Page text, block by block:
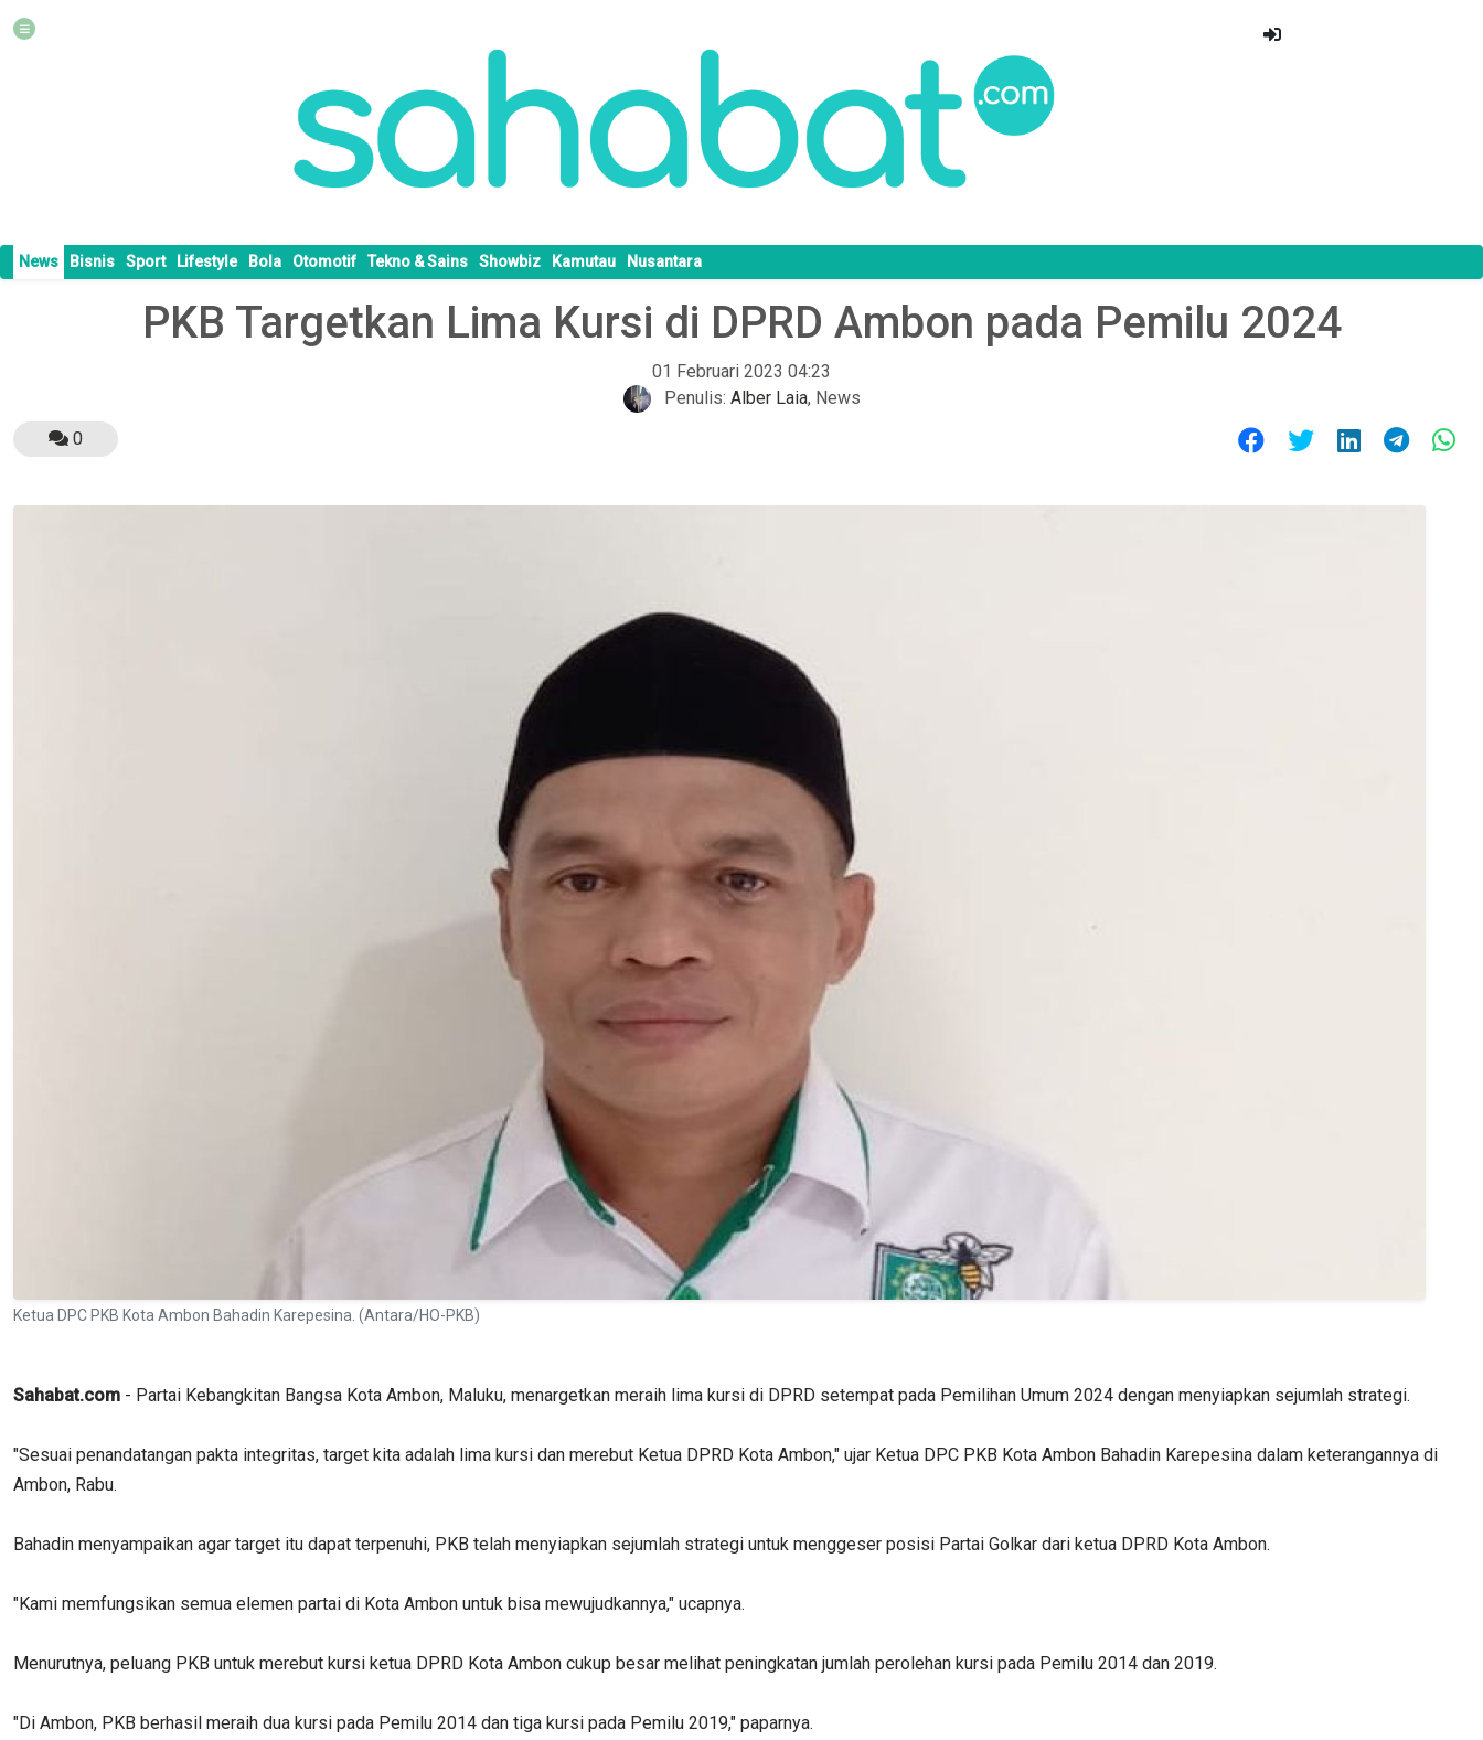
News Bisnis Sport Lifestyle Bola Otomotif Tekno & Sains Showbiz Kamutau Nusantara
PKB Targetkan Lima Kursi di DPRD Ambon pada Pemilu 2024
01 Februari 2023 04:23
Penulis: Alber Laia, News
0
Ketua DPC PKB Kota Ambon Bahadin Karepesina. (Antara/HO-PKB)
Sahabat.com - Partai Kebangkitan Bangsa Kota Ambon, Maluku, menargetkan meraih lima kursi di DPRD setempat pada Pemilihan Umum 2024 dengan menyiapkan sejumlah strategi.
"Sesuai penandatangan pakta integritas, target kita adalah lima kursi dan merebut Ketua DPRD Kota Ambon," ujar Ketua DPC PKB Kota Ambon Bahadin Karepesina dalam keterangannya di
Ambon, Rabu.
Bahadin menyampaikan agar target itu dapat terpenuhi, PKB telah menyiapkan sejumlah strategi untuk menggeser posisi Partai Golkar dari ketua DPRD Kota Ambon.
"Kami memfungsikan semua elemen partai di Kota Ambon untuk bisa mewujudkannya," ucapnya.
Menurutnya, peluang PKB untuk merebut kursi ketua DPRD Kota Ambon cukup besar melihat peningkatan jumlah perolehan kursi pada Pemilu 2014 dan 2019.
"Di Ambon, PKB berhasil meraih dua kursi pada Pemilu 2014 dan tiga kursi pada Pemilu 2019," paparnya.